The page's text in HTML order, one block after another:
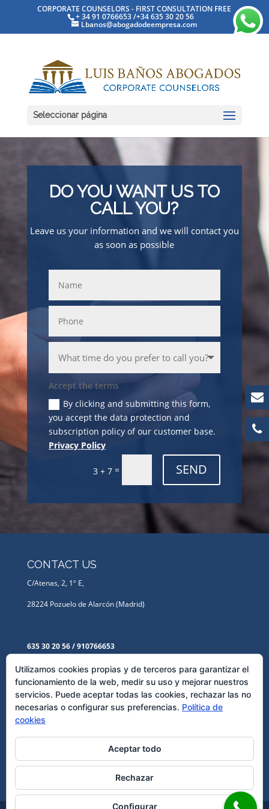
CORPORATE COUNSELORS - FIRST CONSULTATION FREE
+ 34 91 0766653 /+34 635 30 20 56
Lbanos@abogadodeempresa.com
Seleccionar página
DO YOU WANT US TO
CALL YOU?
Leave us your information and we will contact you
as soon as possible
Accept the terms
By clicking and submitting this form,
you accept the data protection and
subscription policy of our customer base.
Privacy Policy
3 + 7 = SEND
CONTACT US
C/Atenas, 2, 1º E,
28224 Pozuelo de Alarcón (Madrid)
635 30 20 56 / 910766653
Lbanos@abogadodeempresa.com
LEGAL TEXTS
Privacy Policy
Cookies Policy
Utilizamos cookies propias y de terceros para garantizar el
funcionamiento de la web, medir su uso y mejorar nuestros
servicios. Puede aceptar todas las cookies, rechazar las no
necesarias o configurar sus preferencias. Política de
cookies
Aceptar todo
Rechazar
Configurar